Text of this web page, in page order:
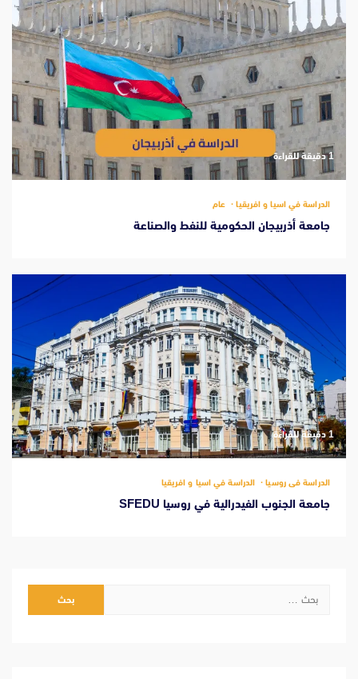
‫1 دقيقة للقراءة
الدراسة في اسيا و افريقيا عام
جامعة أذربيجان الحكومية للنفط والصناعة
‫1 دقيقة للقراءة
الدراسة فى روسيا الدراسة في اسيا و افريقيا
جامعة الجنوب الفيدرالية في روسيا SFEDU
البحث